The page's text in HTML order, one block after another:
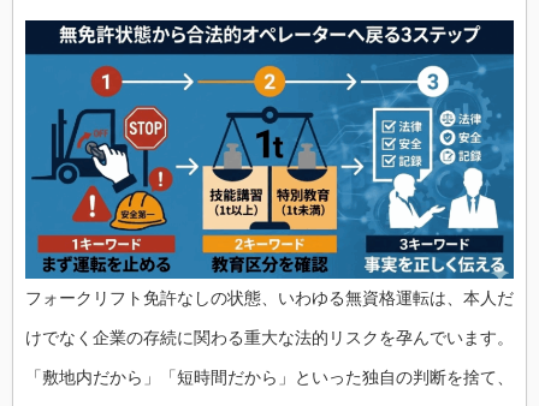
フォークリフト免許なしの状態、いわゆる無資格運転は、本人だ
けでなく企業の存続に関わる重大な法的リスクを孕んでいます。
「敷地内だから」「短時間だから」といった独自の判断を捨て、